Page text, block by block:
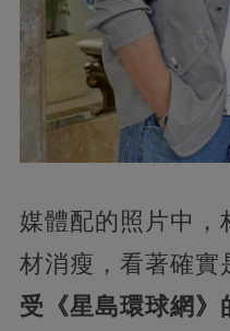
媒體配的照片中，
材消瘦，看著確實
受《星島環球網》